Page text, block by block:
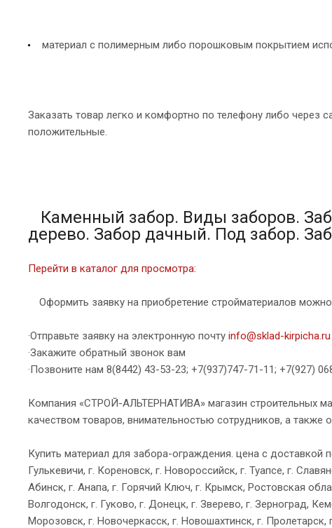
материал с полимерным либо порошковым покрытием
Заказать товар легко и комфортно по телефону либо через
положительные.
Каменный забор. Виды заборов.
дерево. Забор дачный. Под забор.
Перейти в каталог для просмотра:
Оформить заявку на приобретение стройматериалов
·Отправьте заявку на электронную почту info@sklad-kirpicha.ru
·Закажите обратный звонок вам
·Позвоните нам 8(8442) 43-53-23; +7(937)747-71-11; +7(927)
Компания «СТРОЙ-АЛЬТЕРНАТИВА» магазин строительных
качеством товаров, внимательностью сотрудников, а также
Купить материал для забора-ограждения. цена с
Гулькевичи, г. Кореновск, г. Новороссийск, г. Туапсе, г.
Абинск, г. Анапа, г. Горячий Ключ, г. Крымск, Ростовская
Волгодонск, г. Гуково, г. Донецк, г. Зверево, г. Зерноград,
Морозовск, г. Новочеркасск, г. Новошахтинск, г.